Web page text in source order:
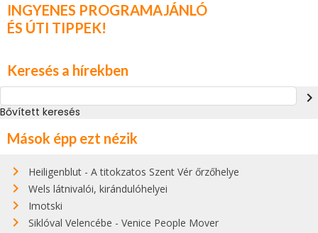
INGYENES PROGRAMAJÁNLÓ
ÉS ÚTI TIPPEK!
Keresés a hírekben
navigate_next
Bővített keresés
Mások épp ezt nézik
Heiligenblut - A titokzatos Szent Vér őrzőhelye
Wels látnivalói, kirándulóhelyei
Imotski
Siklóval Velencébe - Venice People Mover